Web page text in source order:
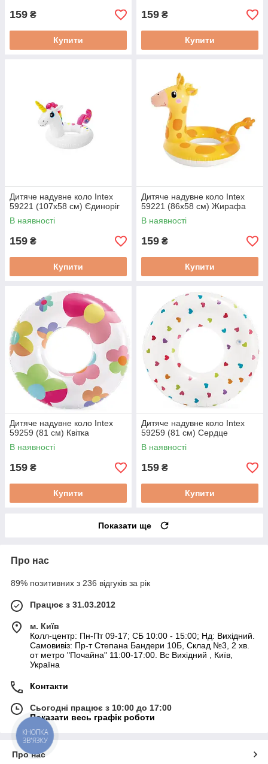
159 ₴
Купити
159 ₴
Купити
Дитяче надувне коло Intex
59221 (107х58 см) Єдиноріг
В наявності
159 ₴
Купити
Дитяче надувне коло Intex
59221 (86х58 см) Жирафа
В наявності
159 ₴
Купити
Дитяче надувне коло Intex
59259 (81 см) Квітка
В наявності
159 ₴
Купити
Дитяче надувне коло Intex
59259 (81 см) Сердце
В наявності
159 ₴
Купити
Показати ще
Про нас
89% позитивних з 236 відгуків за рік
Працює з 31.03.2012
м. Київ
Колл-центр: Пн-Пт 09-17; СБ 10:00 - 15:00; Нд: Вихідний.
Самовивіз: Пр-т Степана Бандери 10Б, Склад №3, 2 хв.
от метро "Почайна" 11:00-17:00. Вс Вихідний , Київ,
Україна
Контакти
Сьогодні працює з 10:00 до 17:00
Показати весь графік роботи
Про нас
КНОПКА
ЗВ'ЯЗКУ